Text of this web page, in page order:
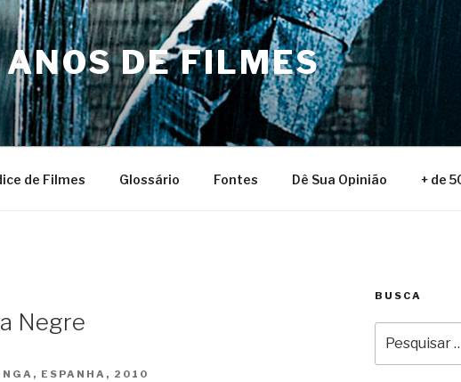
DE FILMES
de Filmes Glossário Fontes Dê Sua Opinião + de
Negre
ESPANHA, 2010
BUSCA
por: